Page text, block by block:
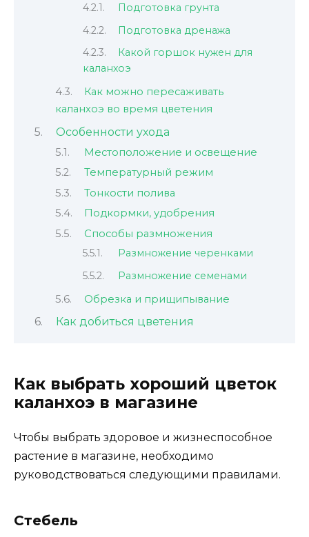
Подготовка грунта
Подготовка дренажа
Какой горшок нужен для
каланхоэ
Как можно пересаживать
каланхоэ во время цветения
Особенности ухода
Местоположение и освещение
Температурный режим
Тонкости полива
Подкормки, удобрения
Способы размножения
Размножение черенками
Размножение семенами
Обрезка и прищипывание
Как добиться цветения
Как выбрать хороший цветок
каланхоэ в магазине
Чтобы выбрать здоровое и жизнеспособное
растение в магазине, необходимо
руководствоваться следующими правилами.
Стебель